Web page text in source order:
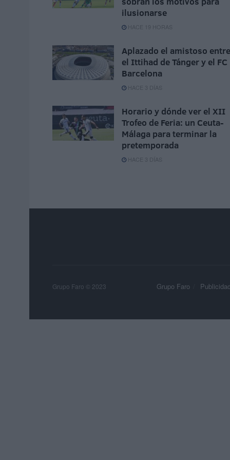
ilusionarse
HACE 19 HORAS
Aplazado el amistoso entre
el Ittihad de Tánger y el FC
Barcelona
HACE 3 DÍAS
Horario y dónde ver el XII
Trofeo de Feria: un Ceuta-
Málaga para terminar la
pretemporada
HACE 3 DÍAS
Grupo Faro Publicidad
Grupo Faro © 2023